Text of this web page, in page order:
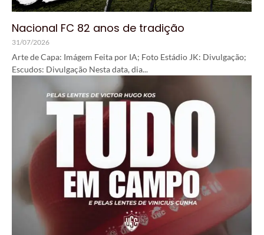
Nacional FC 82 anos de tradição
31/07/2026
Arte de Capa: Imágem Feita por IA; Foto Estádio JK: Divulgação;
Escudos: Divulgação Nesta data, dia...